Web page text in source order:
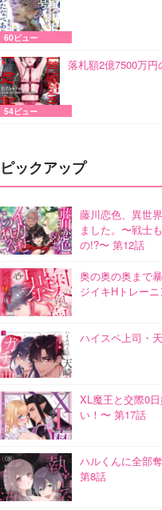
60ビュー
落札額2億7500万円
54ビュー
ピックアップ
藤川恋色、異世
ました。〜戦士
の!?〜 第12話
奥の奥の奥まで
ジイキHトレー
ハイスペ上司・
XL魔王と交際0
い！〜 第17話
ハルくんに全部
第8話